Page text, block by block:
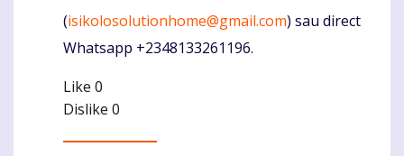
(isikolosolutionhome@gmail.com) sau direct
Whatsapp +2348133261196.
Like 0
Dislike 0